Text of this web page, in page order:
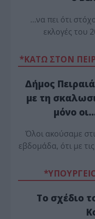
…να πει ότι
εκλογές του
*ΚΑΤΩ ΣΤΟΝ
Δήμος
με τη
μόνο
Όλοι ακούσαμε
εβδομάδα, ότι με
Το σχέδιο